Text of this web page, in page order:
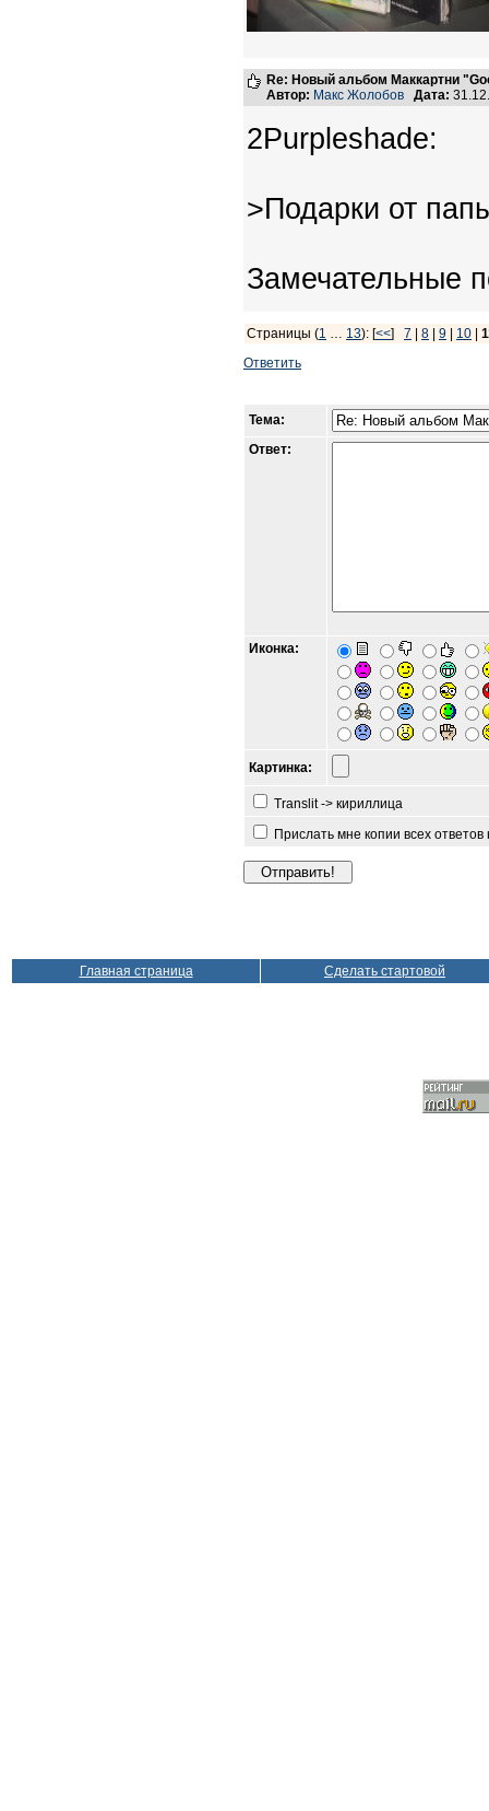
Re: Новый альбом Маккартни
Автор: Макс Жолобов Дата:
2Purpleshade:
>Подарки от
Замечательные
Страницы (1 … 13): [<<] 7 8 9 10
Ответить
Тема:
Ответ:
Иконка:
Картинка:
Translit -> кириллица
Прислать мне копии всех
Главная страница Сделать стартовой